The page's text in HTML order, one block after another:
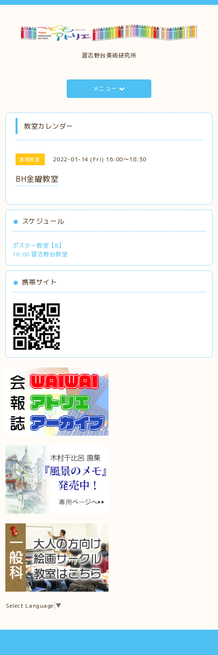
習志野台美術研究所
メニュー
教室カレンダー
通常教室 2022-01-14 (Fri) 16:00～18:30
BH金曜教室
スケジュール
ポスター教室【B】
16:00 習志野台教室
携帯サイト
Select Language ▼